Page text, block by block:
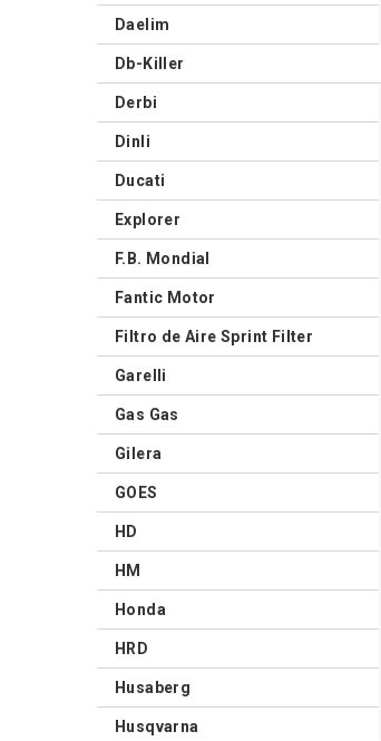
Daelim
Db-Killer
Derbi
Dinli
Ducati
Explorer
F.B. Mondial
Fantic Motor
Filtro de Aire Sprint Filter
Garelli
Gas Gas
Gilera
GOES
HD
HM
Honda
HRD
Husaberg
Husqvarna